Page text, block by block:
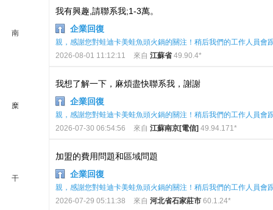
南
我有興趣,請聯系我;1-3萬。
企業回復
親，感謝您對蛙迪卡美蛙魚頭火鍋的關注！稍后我們的工作人員會
2026-08-01 11:12:11
來自 江蘇省49.90.4*
糜
我想了解一下，麻煩盡快聯系我，謝謝
企業回復
親，感謝您對蛙迪卡美蛙魚頭火鍋的關注！稍后我們的工作人員會
2026-07-30 06:54:56
來自 江蘇南京[電信] 49.94.171*
干
加盟的費用問題和區域問題
企業回復
親，感謝您對蛙迪卡美蛙魚頭火鍋的關注！稍后我們的工作人員會
2026-07-29 05:11:38
來自 河北省石家莊市 60.1.24*